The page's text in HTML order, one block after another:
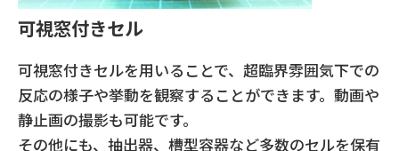
可視窓付きセル
可視窓付きセルを用いることで、超臨界雰囲気下での
反応の様子や挙動を観察することができます。動画や
静止画の撮影も可能です。
その他にも、抽出器、槽型容器など多数のセルを保有